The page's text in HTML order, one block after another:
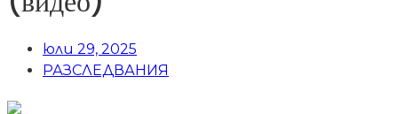
юли 29, 2025
РАЗСЛЕДВАНИЯ